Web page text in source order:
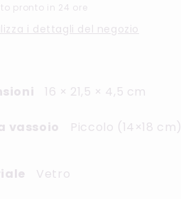
pronto in 24 ore
i dettagli del negozio
16 × 21,5 × 4,5 cm
vassoio Piccolo (14×18 cm)
Vetro